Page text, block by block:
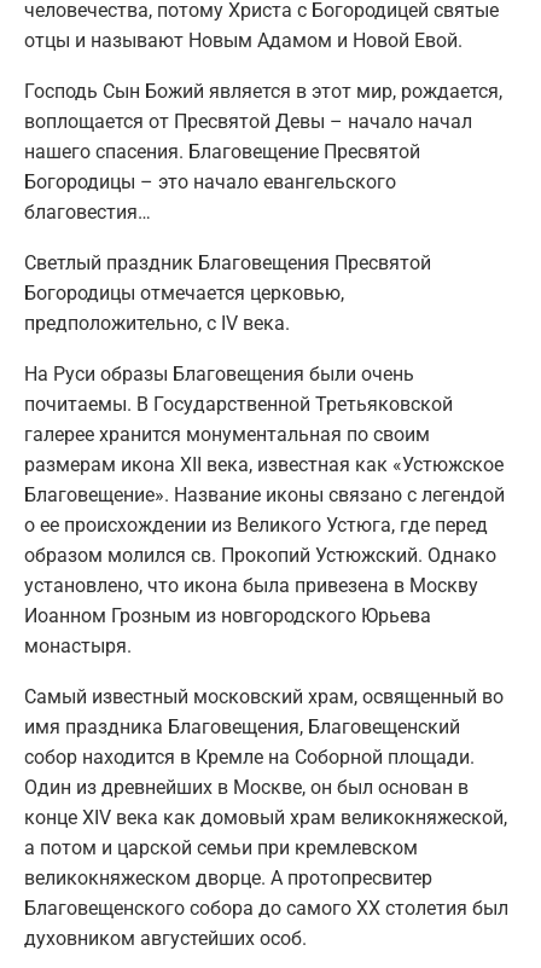
человечества, потому Христа с Богородицей святые
отцы и называют Новым Адамом и Новой Евой.
Господь Сын Божий является в этот мир, рождается,
воплощается от Пресвятой Девы – начало начал
нашего спасения. Благовещение Пресвятой
Богородицы – это начало евангельского
благовестия…
Светлый праздник Благовещения Пресвятой
Богородицы отмечается церковью,
предположительно, с IV века.
На Руси образы Благовещения были очень
почитаемы. В Государственной Третьяковской
галерее хранится монументальная по своим
размерам икона XII века, известная как «Устюжское
Благовещение». Название иконы связано с легендой
о ее происхождении из Великого Устюга, где перед
образом молился св. Прокопий Устюжский. Однако
установлено, что икона была привезена в Москву
Иоанном Грозным из новгородского Юрьева
монастыря.
Самый известный московский храм, освященный во
имя праздника Благовещения, Благовещенский
собор находится в Кремле на Соборной площади.
Один из древнейших в Москве, он был основан в
конце XIV века как домовый храм великокняжеской,
а потом и царской семьи при кремлевском
великокняжеском дворце. А протопресвитер
Благовещенского собора до самого XX столетия был
духовником августейших особ.